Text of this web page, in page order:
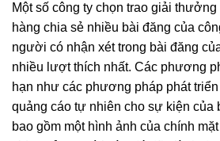
Một số công ty chọn trao giải
hàng chia sẻ nhiều bài đăng của
người có nhận xét trong bài đăng
nhiều lượt thích nhất. Các phương
hạn như các phương pháp phát
quảng cáo tự nhiên cho sự kiện của
bao gồm một hình ảnh của chính